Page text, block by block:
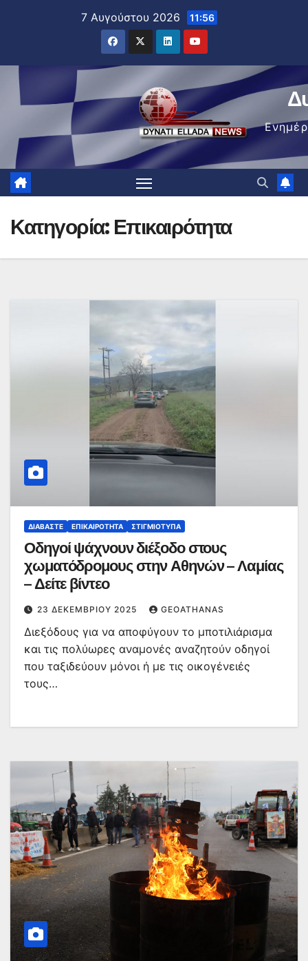
7 Αυγούστου 2026 11:56
Κατηγορία: Επικαιρότητα
ΔΙΑΒΆΣΤΕ ΕΠΙΚΑΙΡΌΤΗΤΑ ΣΤΙΓΜΙΌΤΥΠΑ
Οδηγοί ψάχνουν διέξοδο στους
χωματόδρομους στην Αθηνών – Λαμίας
– Δείτε βίντεο
23 ΔΕΚΕΜΒΡΊΟΥ 2025 GEOATHANAS
Διεξόδους για να αποφύγουν το μποτιλιάρισμα
και τις πολύωρες αναμονές αναζητούν οδηγοί
που ταξιδεύουν μόνοι ή με τις οικογένειές
τους…